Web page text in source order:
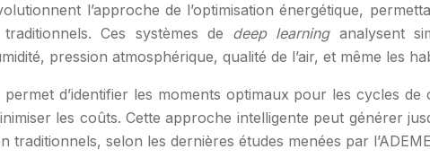
l’approche de l’optimisation énergétique,
Ces systèmes de deep learning analysent
pression atmosphérique, qualité de l’air, et même les
permet d’identifier les moments optimaux pour les cycles
les coûts. Cette approche intelligente peut générer
selon les dernières études menées par